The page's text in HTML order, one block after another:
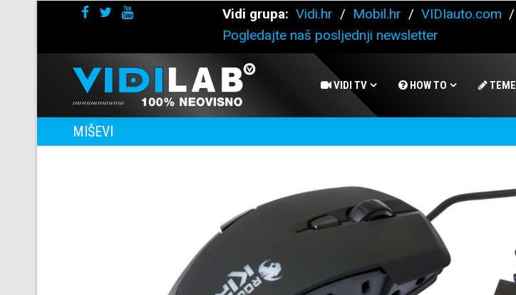
Vidi grupa: Vidi.hr / Mobil.hr / VIDIauto.com /
Pogledajte naš posljednji newsletter
VIDI TV HOW TO TEME
MIŠEVI